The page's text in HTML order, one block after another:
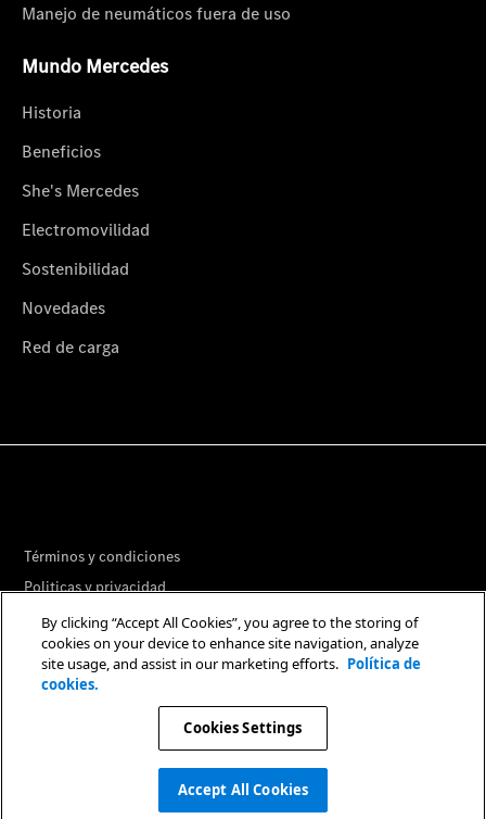
Cotizador Test drive
Cotizador Test drive
Manejo de neumáticos fuera de uso
Mundo Mercedes
Historia
Beneficios
She's Mercedes
Electromovilidad
Sostenibilidad
Novedades
Red de carga
Términos y condiciones
Politicas y privacidad
Libro de reclamaciones
Preferencias de Cookies
© 2026. Mercedes-Benz AG.
By clicking “Accept All Cookies”, you agree to the storing of
cookies on your device to enhance site navigation, analyze
site usage, and assist in our marketing efforts. Política de
cookies.
Cookies Settings
Accept All Cookies